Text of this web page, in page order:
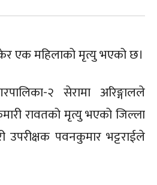
एक महिलाको मृत्यु भएको छ।
२ सेरामा अरिङ्गालले
रावतको मृत्यु भएको जिल्ला
उपरीक्षक पवनकुमार भट्टराईले